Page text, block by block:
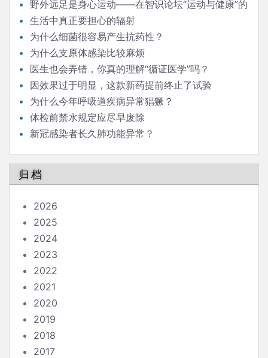
野外远足是身心运动——在智识论坛“运动与健康”的
发言生活中真正要担心的辐射
为什么细菌很容易产生抗药性？
为什么支原体感染比较麻烦
医生也会弄错，你真的理解“循证医学”吗？
因效果过于明显，这款新药提前终止了试验
为什么今年呼吸道疾病异常猖獗？
体检前禁水规定应尽早废除
新冠感染者长久肺功能异常？
归档
2026
2025
2024
2023
2022
2021
2020
2019
2018
2017